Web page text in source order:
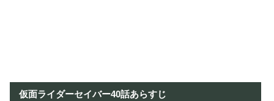
仮面ライダーセイバー40話あらすじ